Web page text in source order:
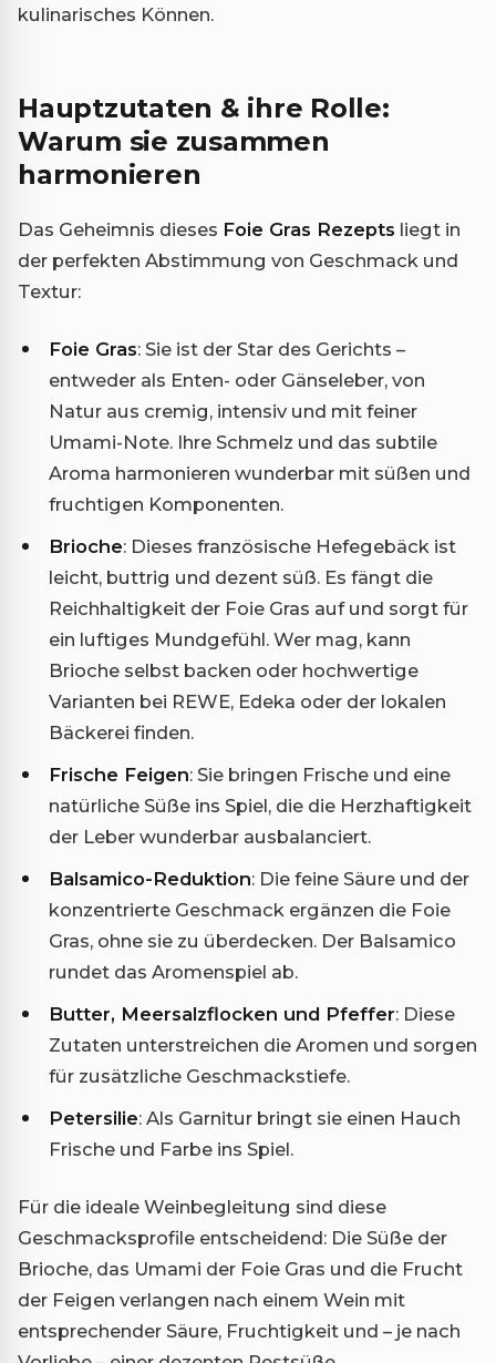
kulinarisches Können.
Hauptzutaten & ihre Rolle:
Warum sie zusammen
harmonieren
Das Geheimnis dieses Foie Gras Rezepts liegt in
der perfekten Abstimmung von Geschmack und
Textur:
Foie Gras: Sie ist der Star des Gerichts –
entweder als Enten- oder Gänseleber, von
Natur aus cremig, intensiv und mit feiner
Umami-Note. Ihre Schmelz und das subtile
Aroma harmonieren wunderbar mit süßen und
fruchtigen Komponenten.
Brioche: Dieses französische Hefegebäck ist
leicht, buttrig und dezent süß. Es fängt die
Reichhaltigkeit der Foie Gras auf und sorgt für
ein luftiges Mundgefühl. Wer mag, kann
Brioche selbst backen oder hochwertige
Varianten bei REWE, Edeka oder der lokalen
Bäckerei finden.
Frische Feigen: Sie bringen Frische und eine
natürliche Süße ins Spiel, die die Herzhaftigkeit
der Leber wunderbar ausbalanciert.
Balsamico-Reduktion: Die feine Säure und der
konzentrierte Geschmack ergänzen die Foie
Gras, ohne sie zu überdecken. Der Balsamico
rundet das Aromenspiel ab.
Butter, Meersalzflocken und Pfeffer: Diese
Zutaten unterstreichen die Aromen und sorgen
für zusätzliche Geschmackstiefe.
Petersilie: Als Garnitur bringt sie einen Hauch
Frische und Farbe ins Spiel.
Für die ideale Weinbegleitung sind diese
Geschmacksprofile entscheidend: Die Süße der
Brioche, das Umami der Foie Gras und die Frucht
der Feigen verlangen nach einem Wein mit
entsprechender Säure, Fruchtigkeit und – je nach